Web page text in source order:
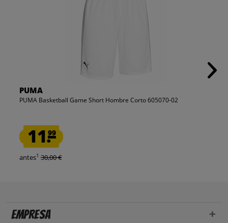
PUMA
PUMA Basketball Game Short Hombre Corto 605070-02
11.99
antes1 30,00 €
Empresa